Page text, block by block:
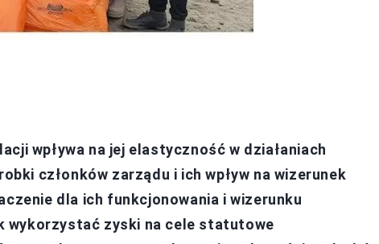
wpływa na jej elastyczność w działaniach
członków zarządu i ich wpływ na wizerunek
dla ich funkcjonowania i wizerunku
wykorzystać zyski na cele statutowe